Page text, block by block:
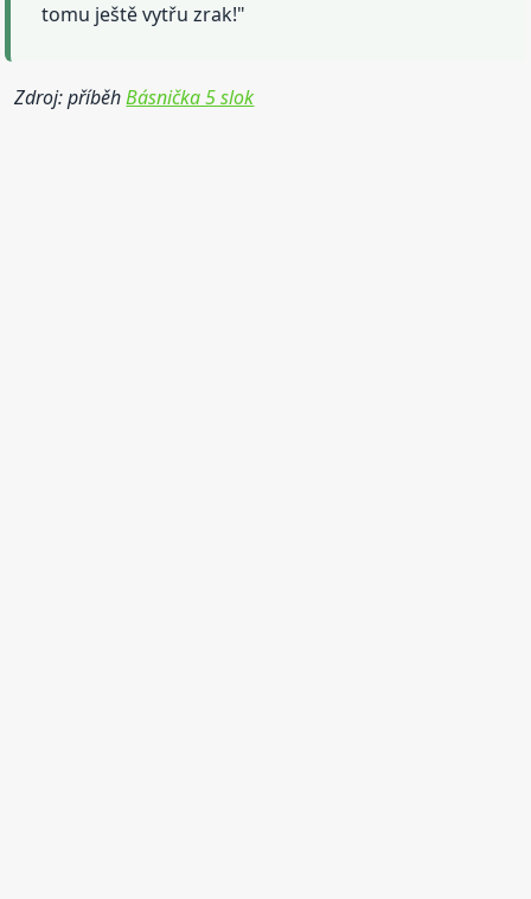
tomu ještě vytřu zrak!"
Zdroj: příběhBásnička 5 slok